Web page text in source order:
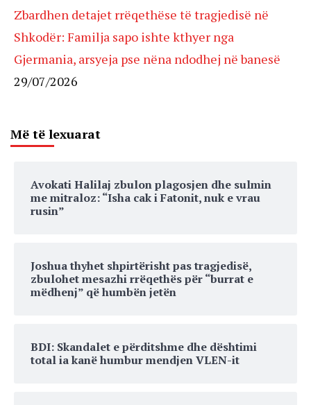
Zbardhen detajet rrëqethëse të tragjedisë në
Shkodër: Familja sapo ishte kthyer nga
Gjermania, arsyeja pse nëna ndodhej në banesë
29/07/2026
Më të lexuarat
Avokati Halilaj zbulon plagosjen dhe sulmin
me mitraloz: “Isha cak i Fatonit, nuk e vrau
rusin”
Joshua thyhet shpirtërisht pas tragjedisë,
zbulohet mesazhi rrëqethës për “burrat e
mëdhenj” që humbën jetën
BDI: Skandalet e përditshme dhe dështimi
total ia kanë humbur mendjen VLEN-it